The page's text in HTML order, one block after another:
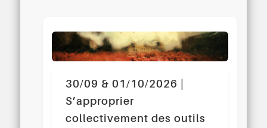
30/09 & 01/10/2026 |
S’approprier
collectivement des outils